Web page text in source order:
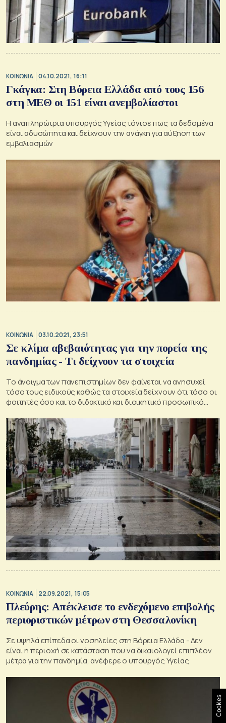
ΚΟΙΝΩΝΙΑ 04.10.2021, 16:11
Γκάγκα: Στη Βόρεια Ελλάδα από τους 156
στη ΜΕΘ οι 151 είναι ανεμβολίαστοι
Η αναπληρώτρια υπουργός Υγείας τόνισε πως τα δεδομένα
είναι αδυσώπητα και δείχνουν την ανάγκη για αύξηση των
εμβολιασμών
ΚΟΙΝΩΝΙΑ 03.10.2021, 23:51
Σε κλίμα αβεβαιότητας για την πορεία της
πανδημίας - Τι δείχνουν τα στοιχεία
Το άνοιγμα των πανεπιστημίων δεν φαίνεται να ανησυχεί
τόσο τους ειδικούς καθώς τα στοιχεία δείχνουν ότι τόσο οι
φοιτητές όσο και το διδακτικό και διοικητικό προσωπικό
ΚΟΙΝΩΝΙΑ 22.09.2021, 15:05
Πλεύρης: Απέκλεισε το ενδεχόμενο επιβολής
περιοριστικών μέτρων στη Θεσσαλονίκη
Σε υψηλά επίπεδα οι νοσηλείες στη Βόρεια Ελλάδα - Δεν
είναι η περιοχή σε κατάσταση που να δικαιολογεί επιπλέον
μέτρα για την πανδημία, ανέφερε ο υπουργός Υγείας
Cookies